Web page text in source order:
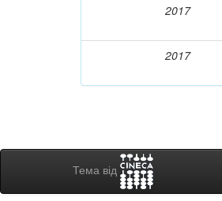
2017
2017
Тема від